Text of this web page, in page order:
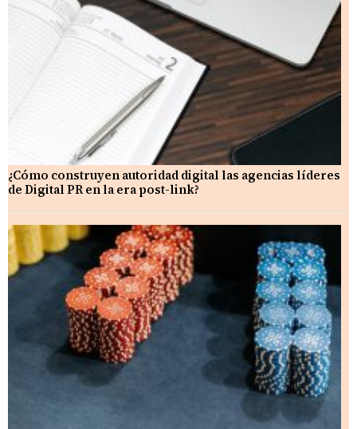
¿Cómo construyen autoridad digital las agencias líderes
de Digital PR en la era post-link?